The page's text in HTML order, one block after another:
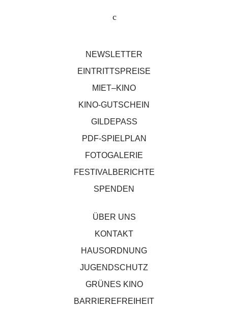
NEWSLETTER
EINTRITTSPREISE
MIET–KINO
KINO-GUTSCHEIN
GILDEPASS
PDF-SPIELPLAN
FOTOGALERIE
FESTIVALBERICHTE
SPENDEN
ÜBER UNS
KONTAKT
HAUSORDNUNG
JUGENDSCHUTZ
GRÜNES KINO
BARRIEREFREIHEIT